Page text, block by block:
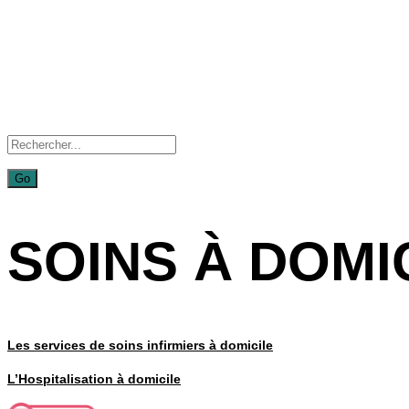
SOINS À
Les services de soins infirmiers à domicile
L’Hospitalisation à domicile